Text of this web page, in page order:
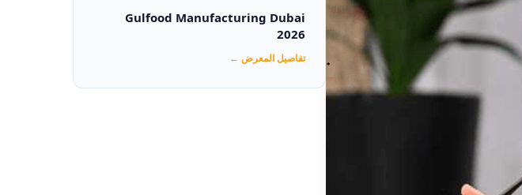
Gulfood Manufacturing Dubai
2026‏
تفاصيل المعرض ←